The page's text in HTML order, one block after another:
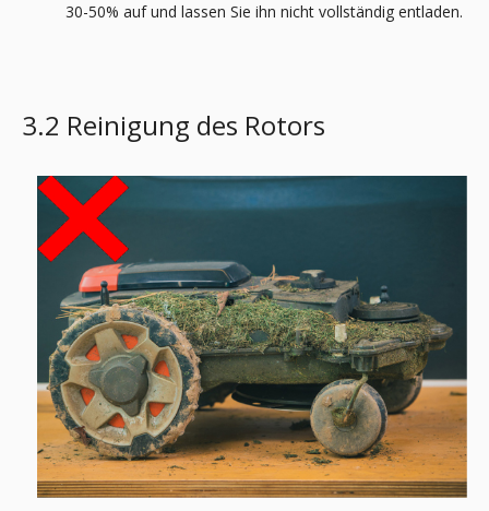
30-50% auf und lassen Sie ihn nicht vollständig entladen.
3.2 Reinigung des Rotors